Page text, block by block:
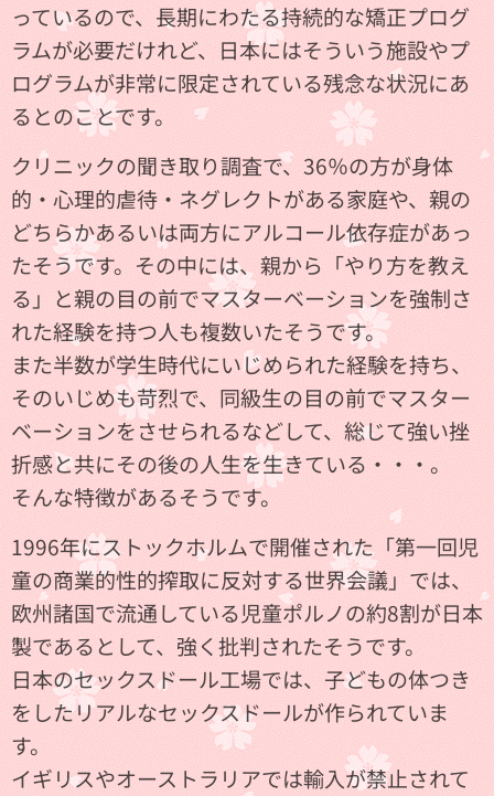
っているので、長期にわたる持続的な矯正プログ
ラムが必要だけれど、日本にはそういう施設やプ
ログラムが非常に限定されている残念な状況にあ
るとのことです。
クリニックの聞き取り調査で、36％の方が身体
的・心理的虐待・ネグレクトがある家庭や、親の
どちらかあるいは両方にアルコール依存症があっ
たそうです。その中には、親から「やり方を教え
る」と親の目の前でマスターベーションを強制さ
れた経験を持つ人も複数いたそうです。
また半数が学生時代にいじめられた経験を持ち、
そのいじめも苛烈で、同級生の目の前でマスター
ベーションをさせられるなどして、総じて強い挫
折感と共にその後の人生を生きている・・・。
そんな特徴があるそうです。
1996年にストックホルムで開催された「第一回児
童の商業的性的搾取に反対する世界会議」では、
欧州諸国で流通している児童ポルノの約8割が日本
製であるとして、強く批判されたそうです。
日本のセックスドール工場では、子どもの体つき
をしたリアルなセックスドールが作られていま
す。
イギリスやオーストラリアでは輸入が禁止されて